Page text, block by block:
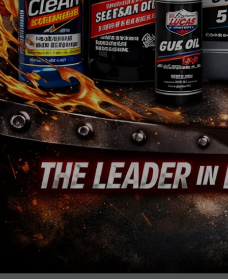
Universelle Teile
Motorenteile
Werkzeug
Farben & Lacke
Non.Automotive
Sonderposten
Teileanfrage
Jedes Logo ist Eigentum des jeweiligen Inhabers. Das GM®-, Chrysler®-, Jeep®-